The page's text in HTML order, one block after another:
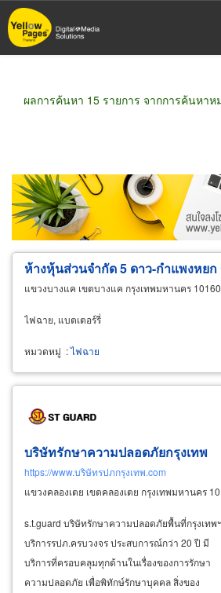
ข้าม
ไป
ผลการค้นหา 15 รายการ จากการค้นหาห
ขายส่ง ขายปลีก ผู้ผลิต
ผู้ส่งออก/นำเข้า
ธุรกิจบริการ
ห้างหุ้นส่วนจำกัด 5 ดาว-กำแพงหย
แขวงบางแค เขตบางแค กรุงเทพมหานคร 10160
ไฟฉาย, แบตเตอร์รี่
หมวดหมู่ :ไฟฉาย
บริษัทรักษาความปลอดภัยกรุงเทพ
https://www.บริษัทรปภกรุงเทพ.com
แขวงคลองเตย เขตคลองเตย กรุงเทพมหานคร
s.t.guard บริษัทรักษาความปลอดภัยพื้นที่กรุงเทพฯ
บริการรปภ.ครบวงจร ประสบการณ์กว่า 20 ปี มี
บริการที่ครอบคลุมทุกด้านในเรื่องของการรักษา
ความปลอดภัย เพื่อพิทักษ์รักษาบุคคล สิ่งของ